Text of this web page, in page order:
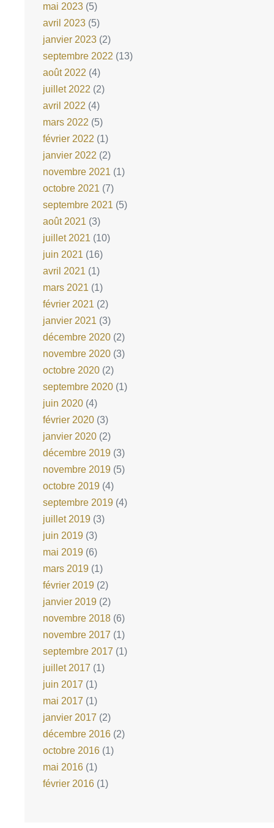
mai 2023 (5)
avril 2023 (5)
janvier 2023 (2)
septembre 2022 (13)
août 2022 (4)
juillet 2022 (2)
avril 2022 (4)
mars 2022 (5)
février 2022 (1)
janvier 2022 (2)
novembre 2021 (1)
octobre 2021 (7)
septembre 2021 (5)
août 2021 (3)
juillet 2021 (10)
juin 2021 (16)
avril 2021 (1)
mars 2021 (1)
février 2021 (2)
janvier 2021 (3)
décembre 2020 (2)
novembre 2020 (3)
octobre 2020 (2)
septembre 2020 (1)
juin 2020 (4)
février 2020 (3)
janvier 2020 (2)
décembre 2019 (3)
novembre 2019 (5)
octobre 2019 (4)
septembre 2019 (4)
juillet 2019 (3)
juin 2019 (3)
mai 2019 (6)
mars 2019 (1)
février 2019 (2)
janvier 2019 (2)
novembre 2018 (6)
novembre 2017 (1)
septembre 2017 (1)
juillet 2017 (1)
juin 2017 (1)
mai 2017 (1)
janvier 2017 (2)
décembre 2016 (2)
octobre 2016 (1)
mai 2016 (1)
février 2016 (1)